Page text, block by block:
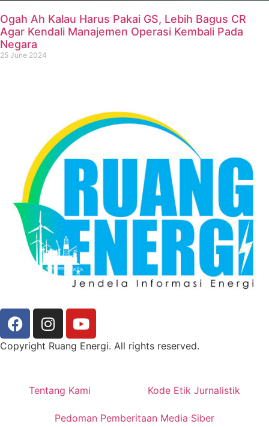
Ogah Ah Kalau Harus Pakai GS, Lebih Bagus CR
Agar Kendali Manajemen Operasi Kembali Pada
Negara
25 June 2024
Copyright Ruang Energi. All rights reserved.
Tentang Kami Kode Etik Jurnalistik
Pedoman Pemberitaan Media Siber